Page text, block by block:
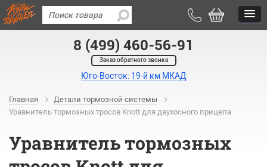
8 (499) 460-56-91
Заказ обратного звонка
Юго-Восток: 19-й км МКАД
Главная
Детали тормозной системы
Уравнитель тормозных тросов Knott для двухосного прицепа
Уравнитель тормозных